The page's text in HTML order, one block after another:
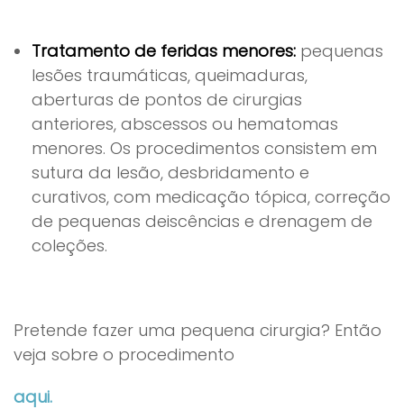
Tratamento de feridas menores: pequenas
lesões traumáticas, queimaduras,
aberturas de pontos de cirurgias
anteriores, abscessos ou hematomas
menores. Os procedimentos consistem em
sutura da lesão, desbridamento e
curativos, com medicação tópica, correção
de pequenas deiscências e drenagem de
coleções.
Pretende fazer uma pequena cirurgia? Então
veja sobre o procedimento
aqui.